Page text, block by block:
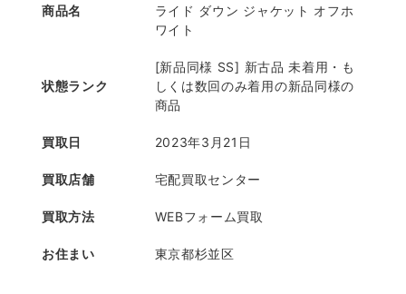
商品名
ライド ダウン ジャケット オフホ
ワイト
状態ランク
[新品同様 SS] 新古品 未着用・も
しくは数回のみ着用の新品同様の
商品
買取日 2023年3月21日
買取店舗 宅配買取センター
買取方法 WEBフォーム買取
お住まい 東京都杉並区